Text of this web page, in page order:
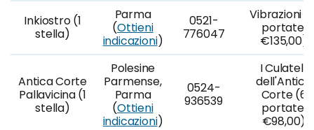
Inkiostro (1
stella)
Parma
(Ottieni
indicazioni)
0521-
776047
Vibrazioni
portate,
€135,00)
Antica Corte
Pallavicina (1
stella)
Polesine
Parmense,
Parma
(Ottieni
indicazioni)
0524-
936539
I Culatelli
dell'Antica
Corte (6
portate,
€98,00)